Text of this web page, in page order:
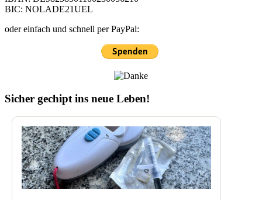
BIC: NOLADE21UEL
oder einfach und schnell per PayPal:
Sicher gechipt ins neue Leben!